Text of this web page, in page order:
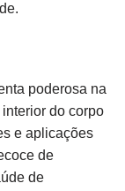
poderosa na
do corpo
e aplicações
de
de